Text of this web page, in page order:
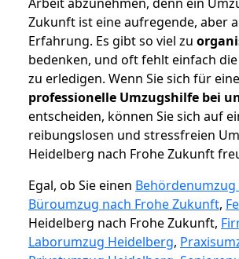
Zukunft ist eine aufregende, aber
Erfahrung. Es gibt so viel zu
bedenken, und oft fehlt einfach die
zu erledigen. Wenn Sie sich für eine
professionelle Umzugshilfe bei
entscheiden, können Sie sich auf
reibungslosen und stressfreien
Heidelberg nach Frohe Zukunft
Egal, ob Sie einen
Büroumzug nach Frohe Zukunft,
Heidelberg nach Frohe Zukunft,
Laborumzug Heidelberg,